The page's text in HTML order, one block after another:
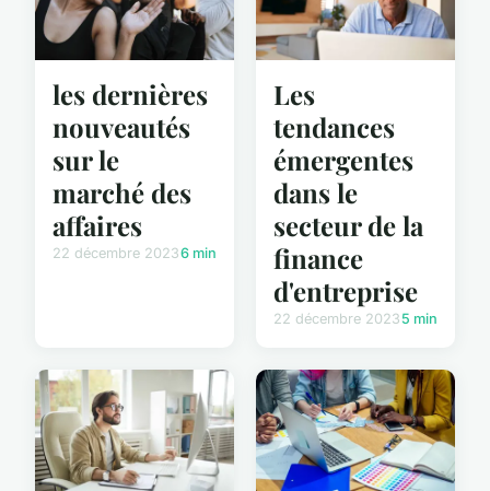
les dernières
nouveautés
sur le
marché des
affaires
22 décembre 20236 min
Les
tendances
émergentes
dans le
secteur de la
finance
d'entreprise
22 décembre 2023 5 min